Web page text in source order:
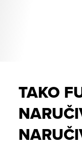
TAKO